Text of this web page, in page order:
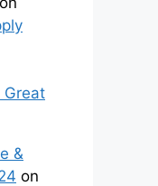
Great
&
on